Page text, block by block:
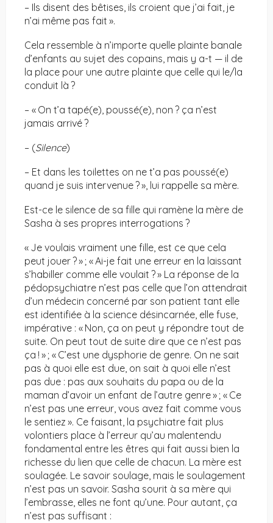
– Ils disent des bêtises, ils croient que j’ai fait, je
n’ai même pas fait ».
Cela ressemble à n’importe quelle plainte banale
d’enfants au sujet des copains, mais y a-t — il de
la place pour une autre plainte que celle qui le/la
conduit là ?
– « On t’a tapé(e), poussé(e), non ? ça n’est
jamais arrivé ?
– (Silence)
– Et dans les toilettes on ne t’a pas poussé(e)
quand je suis intervenue ? », lui rappelle sa mère.
Est-ce le silence de sa fille qui ramène la mère de
Sasha à ses propres interrogations ?
« Je voulais vraiment une fille, est ce que cela
peut jouer ? » ; « Ai-je fait une erreur en la laissant
s’habiller comme elle voulait ? » La réponse de la
pédopsychiatre n’est pas celle que l’on attendrait
d’un médecin concerné par son patient tant elle
est identifiée à la science désincarnée, elle fuse,
impérative : « Non, ça on peut y répondre tout de
suite. On peut tout de suite dire que ce n’est pas
ça ! » ; « C’est une dysphorie de genre. On ne sait
pas à quoi elle est due, on sait à quoi elle n’est
pas due : pas aux souhaits du papa ou de la
maman d’avoir un enfant de l’autre genre » ; « Ce
n’est pas une erreur, vous avez fait comme vous
le sentiez ». Ce faisant, la psychiatre fait plus
volontiers place à l’erreur qu’au malentendu
fondamental entre les êtres qui fait aussi bien la
richesse du lien que celle de chacun. La mère est
soulagée. Le savoir soulage, mais le soulagement
n’est pas un savoir. Sasha sourit à sa mère qui
l’embrasse, elles ne font qu’une. Pour autant, ça
n’est pas suffisant :